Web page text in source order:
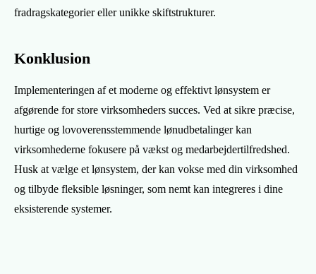
fradragskategorier eller unikke skiftstrukturer.
Konklusion
Implementeringen af et moderne og effektivt lønsystem er
afgørende for store virksomheders succes. Ved at sikre præcise,
hurtige og lovoverensstemmende lønudbetalinger kan
virksomhederne fokusere på vækst og medarbejdertilfredshed.
Husk at vælge et lønsystem, der kan vokse med din virksomhed
og tilbyde fleksible løsninger, som nemt kan integreres i dine
eksisterende systemer.